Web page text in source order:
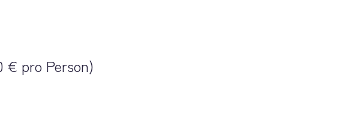
€ pro Person)